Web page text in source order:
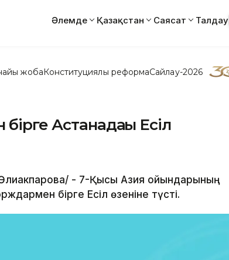
Әлемде Қазақстан Саясат Талдау
жобаКонституциялық реформаСайлау-2026
Астанадағы Есіл
- 7-Қысқы Азия ойындарының
бірге Есіл өзеніне түсті.